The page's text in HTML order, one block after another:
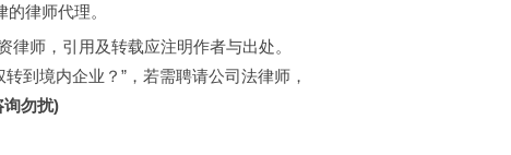
律师代理。
师，引用及转载应注明作者与出处。
到境内企业？”，若需聘请公司法律师，
询勿扰)